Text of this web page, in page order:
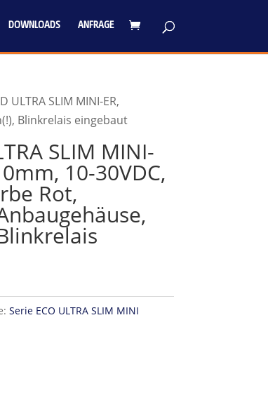
DOWNLOADS ANFRAGE
ULTRA SLIM MINI-ER,
Blinkrelais eingebaut
SLIM MINI-
10-30VDC,
Rot,
Serie ECO ULTRA SLIM MINI